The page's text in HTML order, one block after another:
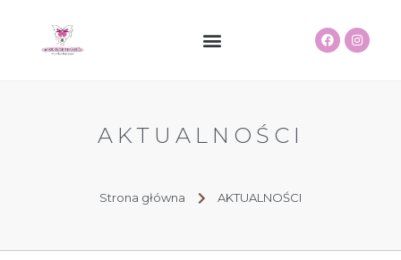
AKTUALNOŚCI
Strona główna AKTUALNOŚCI